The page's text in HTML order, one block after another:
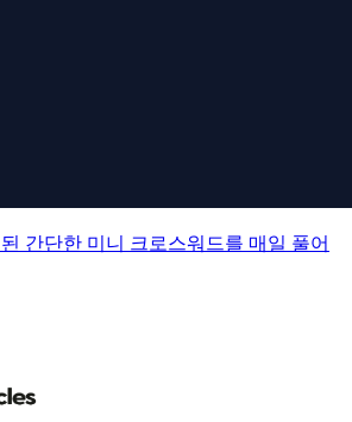
간단한 미니 크로스워드를 매일 풀어